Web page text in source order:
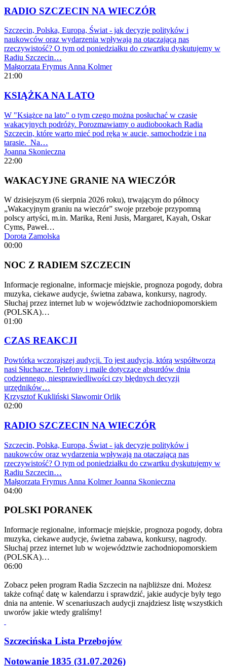
RADIO SZCZECIN NA WIECZÓR
Szczecin, Polska, Europa, Świat - jak decyzje polityków i
naukowców oraz wydarzenia wpływają na otaczającą nas
rzeczywistość? O tym od poniedziałku do czwartku dyskutujemy w
Radiu Szczecin…
Małgorzata FrymusAnna Kolmer
21:00
KSIĄŻKA NA LATO
W "Książce na lato" o tym czego można posłuchać w czasie
wakacyjnych podróży. Porozmawiamy o audiobookach Radia
Szczecin, które warto mieć pod ręką w aucie, samochodzie i na
tarasie. Na…
Joanna Skonieczna
22:00
WAKACYJNE GRANIE NA WIECZÓR
W dzisiejszym (6 sierpnia 2026 roku), trwającym do północy
„Wakacyjnym graniu na wieczór” swoje przeboje przypomną
polscy artyści, m.in. Marika, Reni Jusis, Margaret, Kayah, Oskar
Cyms, Paweł…
Dorota Zamolska
00:00
NOC Z RADIEM SZCZECIN
Informacje regionalne, informacje miejskie, prognoza pogody, dobra
muzyka, ciekawe audycje, świetna zabawa, konkursy, nagrody.
Słuchaj przez internet lub w województwie zachodniopomorskiem
(POLSKA)…
01:00
CZAS REAKCJI
Powtórka wczorajszej audycji. To jest audycja, którą współtworzą
nasi Słuchacze. Telefony i maile dotyczące absurdów dnia
codziennego, niesprawiedliwości czy błędnych decyzji
urzędników…
Krzysztof Kukliński Sławomir Orlik
02:00
RADIO SZCZECIN NA WIECZÓR
Szczecin, Polska, Europa, Świat - jak decyzje polityków i
naukowców oraz wydarzenia wpływają na otaczającą nas
rzeczywistość? O tym od poniedziałku do czwartku dyskutujemy w
Radiu Szczecin…
Małgorzata Frymus Anna Kolmer Joanna Skonieczna
04:00
POLSKI PORANEK
Informacje regionalne, informacje miejskie, prognoza pogody, dobra
muzyka, ciekawe audycje, świetna zabawa, konkursy, nagrody.
Słuchaj przez internet lub w województwie zachodniopomorskiem
(POLSKA)…
06:00
Zobacz pełen program Radia Szczecin na najbliższe dni. Możesz
także cofnąć datę w kalendarzu i sprawdzić, jakie audycje były tego
dnia na antenie. W scenariuszach audycji znajdziesz listę wszystkich
uworów jakie wtedy graliśmy!
Szczecińska Lista Przebojów
Notowanie 1835 (31.07.2026)